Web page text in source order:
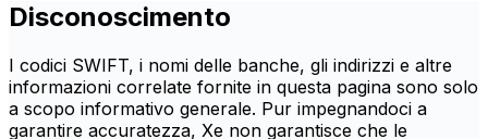
Disconoscimento
I codici SWIFT, i nomi delle banche, gli indirizzi e altre
informazioni correlate fornite in questa pagina sono solo
a scopo informativo generale. Pur impegnandoci a
garantire accuratezza, Xe non garantisce che le